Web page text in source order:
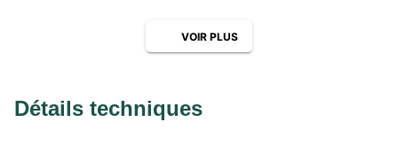
VOIR PLUS
Détails techniques